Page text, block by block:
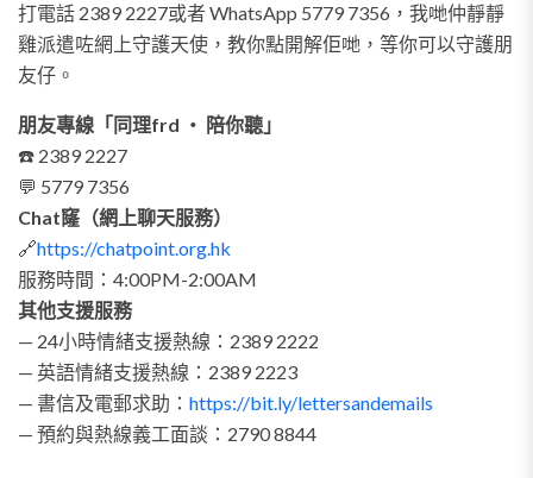
打電話 2389 2227或者 WhatsApp 5779 7356，我哋仲靜靜
雞派遣咗網上守護天使，教你點開解佢哋，等你可以守護朋
友仔。
朋友專線「同理frd ‧ 陪你聽」
☎️ 2389 2227
💬 5779 7356
Chat窿（網上聊天服務）
🔗https://chatpoint.org.hk
服務時間：4:00PM-2:00AM
其他支援服務
— 24小時情緒支援熱線：2389 2222
— 英語情緒支援熱線：2389 2223
— 書信及電郵求助： https://bit.ly/lettersandemails
— 預約與熱線義工面談：2790 8844